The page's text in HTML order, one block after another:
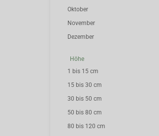
Oktober
November
Dezember
Höhe
1 bis 15 cm
15 bis 30 cm
30 bis 50 cm
50 bis 80 cm
80 bis 120 cm